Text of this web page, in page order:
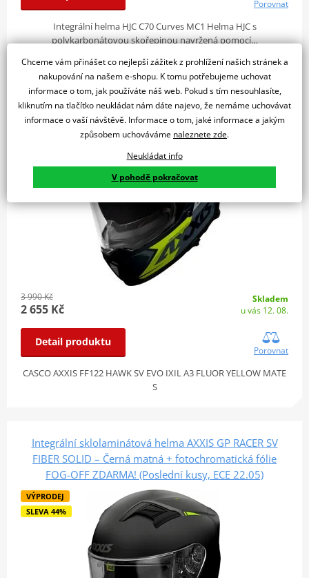
Porovnat
Integrální helma HJC C70 Curves MC1 Helma HJC s
polykarbonátovou skořepinou navržená pomocí…
Integrální helma AXXIS HAWK SV EVO ixil a3 fluor yellow
matt
3 990 Kč
2 655 Kč
Skladem
u vás 12. 08.
Detail produktu
Porovnat
CASCO AXXIS FF122 HAWK SV EVO IXIL A3 FLUOR YELLOW MATE
S
Integrální sklolaminátová helma AXXIS GP RACER SV
FIBER SOLID – Černá matná + fotochromatická fólie
FOG-OFF ZDARMA! (Poslední kusy, ECE 22.05)
VÝPRODEJ
SLEVA 44%
Chceme vám přinášet co nejlepší zážitek z prohlížení našich stránek a
nakupování na našem e-shopu. K tomu potřebujeme uchovat
informace o tom, jak používáte náš web. Pokud s tím nesouhlasíte,
kliknutím na tlačítko neukládat nám dáte najevo, že nemáme uchovávat
informace o vaší návštěvě. Informace o tom, jaké informace a jakým
způsobem uchováváme naleznete zde.
Neukládat info
V pohodě pokračovat